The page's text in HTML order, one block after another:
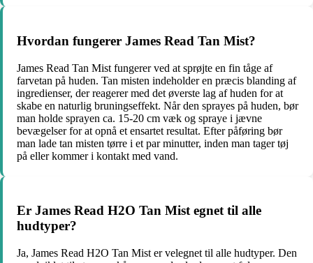
Hvordan fungerer James Read Tan Mist?
James Read Tan Mist fungerer ved at sprøjte en fin tåge af
farvetan på huden. Tan misten indeholder en præcis blanding af
ingredienser, der reagerer med det øverste lag af huden for at
skabe en naturlig bruningseffekt. Når den sprayes på huden, bør
man holde sprayen ca. 15-20 cm væk og spraye i jævne
bevægelser for at opnå et ensartet resultat. Efter påføring bør
man lade tan misten tørre i et par minutter, inden man tager tøj
på eller kommer i kontakt med vand.
Er James Read H2O Tan Mist egnet til alle
hudtyper?
Ja, James Read H2O Tan Mist er velegnet til alle hudtyper. Den